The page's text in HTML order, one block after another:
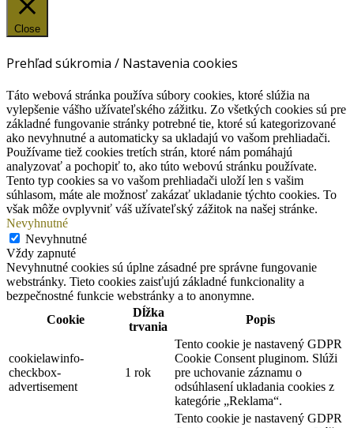
Close
Prehľad súkromia / Nastavenia cookies
Táto webová stránka používa súbory cookies, ktoré slúžia na
vylepšenie vášho užívateľského zážitku. Zo všetkých cookies sú pre
základné fungovanie stránky potrebné tie, ktoré sú kategorizované
ako nevyhnutné a automaticky sa ukladajú vo vašom prehliadači.
Používame tiež cookies tretích strán, ktoré nám pomáhajú
analyzovať a pochopiť to, ako túto webovú stránku používate.
Tento typ cookies sa vo vašom prehliadači uloží len s vašim
súhlasom, máte ale možnosť zakázať ukladanie týchto cookies. To
však môže ovplyvniť váš užívateľský zážitok na našej stránke.
Nevyhnutné
Nevyhnutné
Vždy zapnuté
Nevyhnutné cookies sú úplne zásadné pre správne fungovanie
webstránky. Tieto cookies zaisťujú základné funkcionality a
bezpečnostné funkcie webstránky a to anonymne.
Cookie
Dĺžka
trvania
Popis
cookielawinfo-
checkbox-
advertisement
1 rok
Tento cookie je nastavený GDPR
Cookie Consent pluginom. Slúži
pre uchovanie záznamu o
odsúhlasení ukladania cookies z
kategórie „Reklama“.
Tento cookie je nastavený GDPR